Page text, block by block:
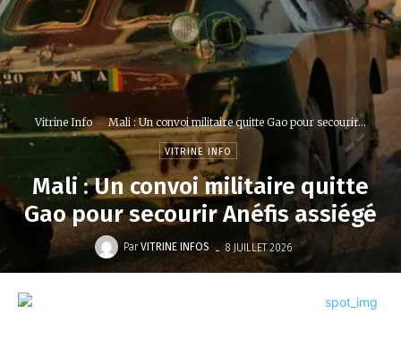
Vitrine Info Mali : Un convoi militaire quitte Gao pour secourir...
VITRINE INFO
Mali : Un convoi militaire quitte
Gao pour secourir Anéfis assiégé
Par VITRINE INFOS - 8 JUILLET 2026